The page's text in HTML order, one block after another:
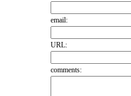
email:
URL:
comments: